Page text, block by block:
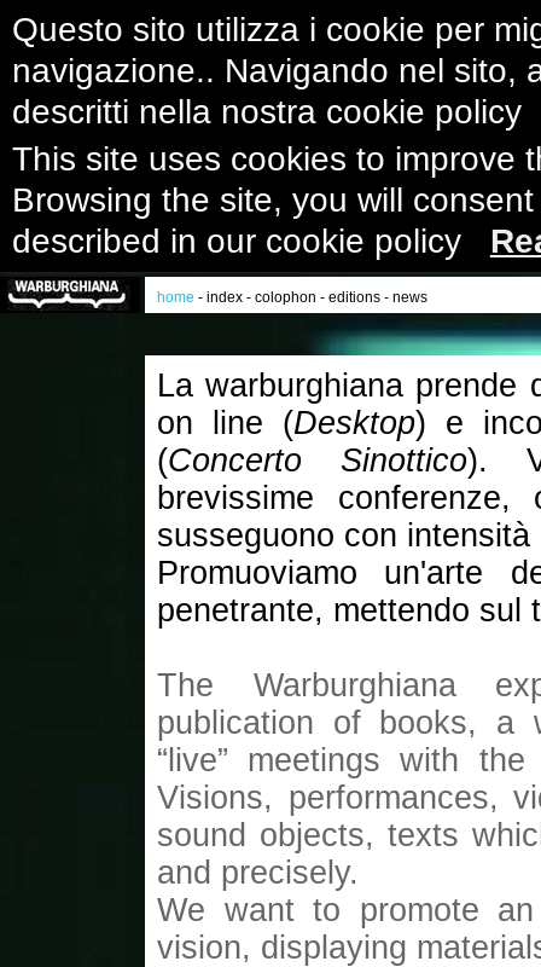
Questo sito utilizza i cookie per
navigazione.. Navigando nel sito,
descritti nella nostra cookie
This site uses cookies to improve
Browsing the site, you will
described in our cookie policy
home - index - colophon - editions - news
La warburghiana
on line (Desktop) e
(Concerto Sinottico).
brevissime
susseguono con
Promuoviamo un'arte
penetrante, mettendo sul
The Warburghiana
publication of books, a
“live” meetings with
Visions, performances,
sound objects, texts
and precisely.
We want to promote
vision, displaying